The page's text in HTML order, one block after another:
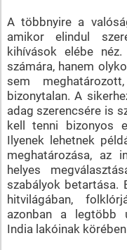
A többnyire a
amikor elindul
kihívások elébe
számára, hanem
sem
bizonytalan. A
adag szerencsére is
kell tenni bizonyos
Ilyenek lehetnek
meghatározása, az
helyes
szabályok betartása.
hitvilágában,
azonban a legtöbb
India lakóinak